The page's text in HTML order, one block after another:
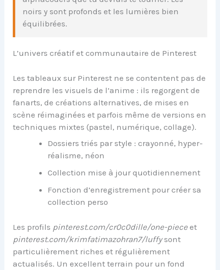
noirs y sont profonds et les lumières bien
équilibrées.
L’univers créatif et communautaire de Pinterest
Les tableaux sur Pinterest ne se contentent pas de
reprendre les visuels de l’anime : ils regorgent de
fanarts, de créations alternatives, de mises en
scène réimaginées et parfois même de versions en
techniques mixtes (pastel, numérique, collage).
Dossiers triés par style : crayonné, hyper-
réalisme, néon
Collection mise à jour quotidiennement
Fonction d’enregistrement pour créer sa
collection perso
Les profils pinterest.com/cr0c0dille/one-piece et
pinterest.com/krimfatimazohran7/luffysont
particulièrement riches et régulièrement
actualisés. Un excellent terrain pour un fond